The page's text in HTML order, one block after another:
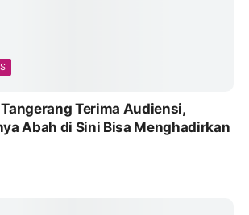
Terima Audiensi,
Abah di Sini Bisa Menghadirkan